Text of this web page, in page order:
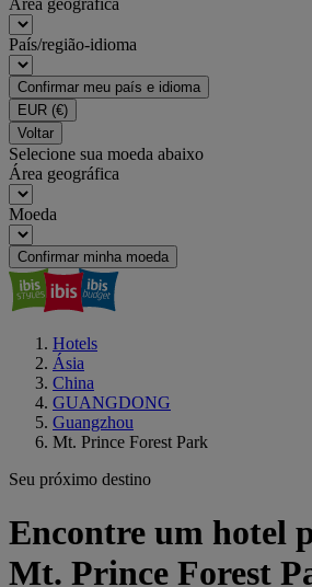
Área geográfica
País/região-idioma
Confirmar meu país e idioma
EUR (€)
Voltar
Selecione sua moeda abaixo
Área geográfica
Moeda
Confirmar minha moeda
Hotels
Ásia
China
GUANGDONG
Guangzhou
Mt. Prince Forest Park
Seu próximo destino
Encontre um hotel
Mt. Prince Forest